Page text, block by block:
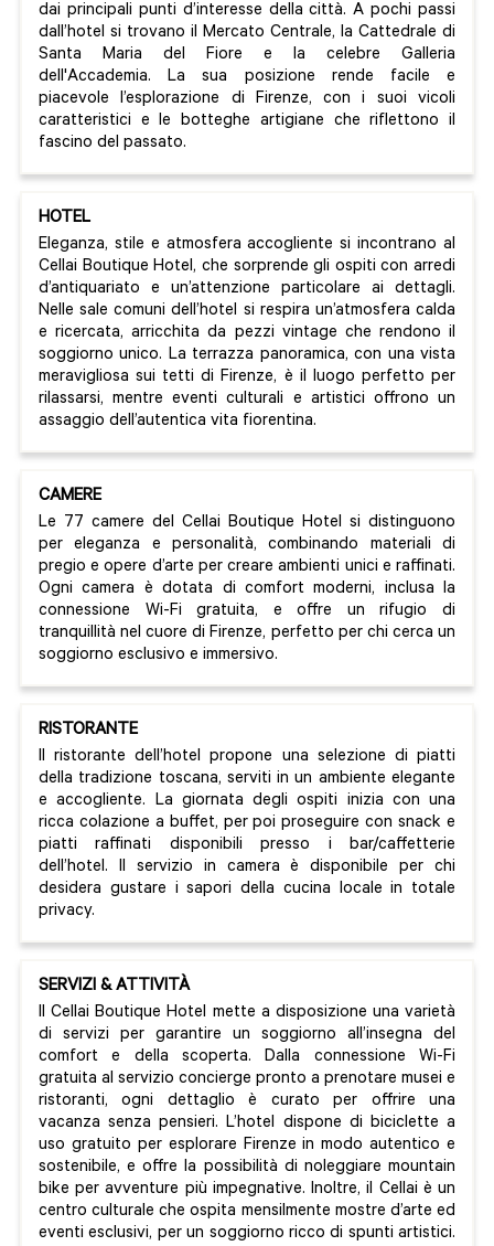
dai principali punti d’interesse della città. A pochi passi
dall’hotel si trovano il Mercato Centrale, la Cattedrale di
Santa Maria del Fiore e la celebre Galleria
dell'Accademia. La sua posizione rende facile e
piacevole l’esplorazione di Firenze, con i suoi vicoli
caratteristici e le botteghe artigiane che riflettono il
fascino del passato.
HOTEL
Eleganza, stile e atmosfera accogliente si incontrano al
Cellai Boutique Hotel, che sorprende gli ospiti con arredi
d’antiquariato e un’attenzione particolare ai dettagli.
Nelle sale comuni dell’hotel si respira un’atmosfera calda
e ricercata, arricchita da pezzi vintage che rendono il
soggiorno unico. La terrazza panoramica, con una vista
meravigliosa sui tetti di Firenze, è il luogo perfetto per
rilassarsi, mentre eventi culturali e artistici offrono un
assaggio dell’autentica vita fiorentina.
CAMERE
Le 77 camere del Cellai Boutique Hotel si distinguono
per eleganza e personalità, combinando materiali di
pregio e opere d’arte per creare ambienti unici e raffinati.
Ogni camera è dotata di comfort moderni, inclusa la
connessione Wi-Fi gratuita, e offre un rifugio di
tranquillità nel cuore di Firenze, perfetto per chi cerca un
soggiorno esclusivo e immersivo.
RISTORANTE
Il ristorante dell’hotel propone una selezione di piatti
della tradizione toscana, serviti in un ambiente elegante
e accogliente. La giornata degli ospiti inizia con una
ricca colazione a buffet, per poi proseguire con snack e
piatti raffinati disponibili presso i bar/caffetterie
dell’hotel. Il servizio in camera è disponibile per chi
desidera gustare i sapori della cucina locale in totale
privacy.
SERVIZI & ATTIVITÀ
Il Cellai Boutique Hotel mette a disposizione una varietà
di servizi per garantire un soggiorno all’insegna del
comfort e della scoperta. Dalla connessione Wi-Fi
gratuita al servizio concierge pronto a prenotare musei e
ristoranti, ogni dettaglio è curato per offrire una
vacanza senza pensieri. L’hotel dispone di biciclette a
uso gratuito per esplorare Firenze in modo autentico e
sostenibile, e offre la possibilità di noleggiare mountain
bike per avventure più impegnative. Inoltre, il Cellai è un
centro culturale che ospita mensilmente mostre d’arte ed
eventi esclusivi, per un soggiorno ricco di spunti artistici.